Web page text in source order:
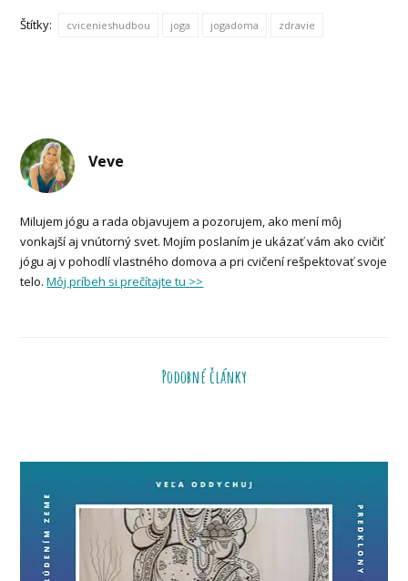
Štítky: cvicenieshudbou joga jogadoma zdravie
Veve
Milujem jógu a rada objavujem a pozorujem, ako mení môj
vonkajší aj vnútorný svet. Mojím poslaním je ukázať vám ako cvičiť
jógu aj v pohodlí vlastného domova a pri cvičení rešpektovať svoje
telo.Môj príbeh si prečítajte tu >>
Podobné články